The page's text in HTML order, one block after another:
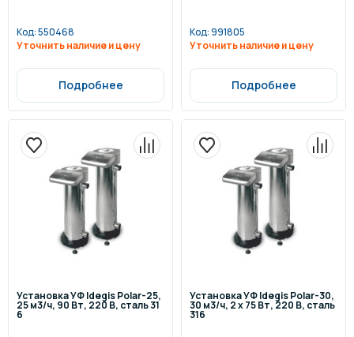
Код:550468
Уточнить наличие и цену
Подробнее
Код:991805
Уточнить наличие и цену
Подробнее
Установка УФ Idegis Polar-25,
25 м3/ч, 90 Вт, 220 В, сталь 31
6
Установка УФ Idegis Polar-30,
30 м3/ч, 2 х 75 Вт, 220 В, сталь
316